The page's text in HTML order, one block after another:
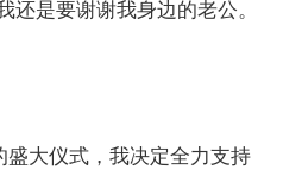
还是要谢谢我身边的老公。
盛大仪式，我决定全力支持